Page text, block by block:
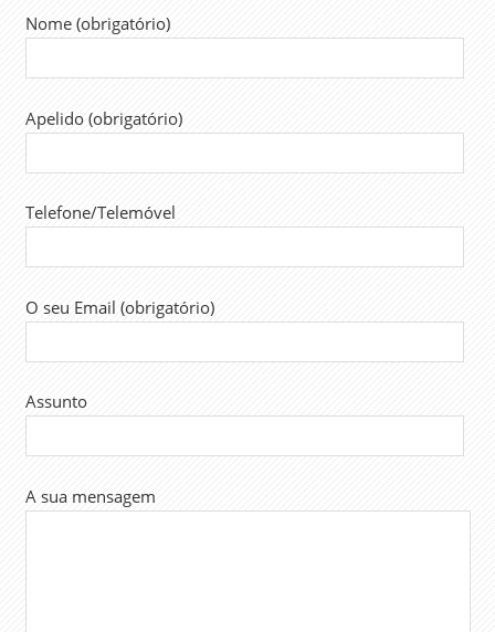
ADMIISTRAÇÃO
PÚBLICA
GOVERNO FESAP
UGT JANEIRO 31
SALÁRIOS
TRABALHADORES
Nome (obrigatório)
Apelido (obrigatório)
Telefone/Telemóvel
O seu Email (obrigatório)
Assunto
A sua mensagem